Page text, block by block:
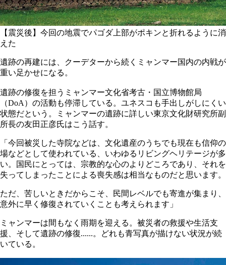
【震災後】今回の地震でパゴダ上部がポキンと折れるように消
えた
遺跡の再建には、クーデターから続くミャンマー国内の内戦が
重い足かせになる。
遺跡の修復を担うミャンマー文化省考古・国立博物館局
（DoA）の活動も停滞している。ユネスコも手出しがしにくい
状態だという。ミャンマーの遺跡に詳しい東京文化財研究所副
所長の友田正彦氏はこう話す。
「今回被災した寺院などは、文化遺産のうちでも現在も信仰の
場などとして使われている、いわゆるリビングヘリテージが多
い。国民にとっては、宗教的な心のよりどころであり、それを
失ってしまったことによる喪失感は相当なものだと思います。
ただ、苦しいときだからこそ、民間レベルでも寄進が集まり、
意外に早く修復されていくことも考えられます」
ミャンマーは間もなく雨期を迎える。被災者の救援や生活支
援、そして遺跡の修復......。どれも青写真が描けない状況が続
いている。